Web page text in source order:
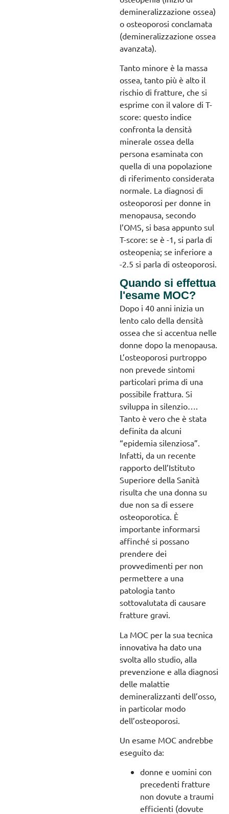
demineralizzazione ossea)
o osteoporosi conclamata
(demineralizzazione ossea
avanzata).
Tanto minore è la massa
ossea, tanto più è alto il
rischio di fratture, che si
esprime con il valore di T-
score: questo indice
confronta la densità
minerale ossea della
persona esaminata con
quella di una popolazione
di riferimento considerata
normale. La diagnosi di
osteoporosi per donne in
menopausa, secondo
l’OMS, si basa appunto sul
T-score: se è -1, si parla di
osteopenia; se inferiore a
-2.5 si parla di osteoporosi.
Quando si effettua
l'esame MOC?
Dopo i 40 anni inizia un
lento calo della densità
ossea che si accentua nelle
donne dopo la menopausa.
L’osteoporosi purtroppo
non prevede sintomi
particolari prima di una
possibile frattura. Si
sviluppa in silenzio….
Tanto è vero che è stata
definita da alcuni
“epidemia silenziosa”.
Infatti, da un recente
rapporto dell’Istituto
Superiore della Sanità
risulta che una donna su
due non sa di essere
osteoporotica. È
importante informarsi
affinché si possano
prendere dei
provvedimenti per non
permettere a una
patologia tanto
sottovalutata di causare
fratture gravi.
La MOC per la sua tecnica
innovativa ha dato una
svolta allo studio, alla
prevenzione e alla diagnosi
delle malattie
demineralizzanti dell’osso,
in particolar modo
dell’osteoporosi.
Un esame MOC andrebbe
eseguito da:
donne e uomini con
precedenti fratture
non dovute a traumi
efficienti (dovute